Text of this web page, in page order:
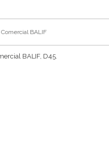
BALIF
BALIF, D45.